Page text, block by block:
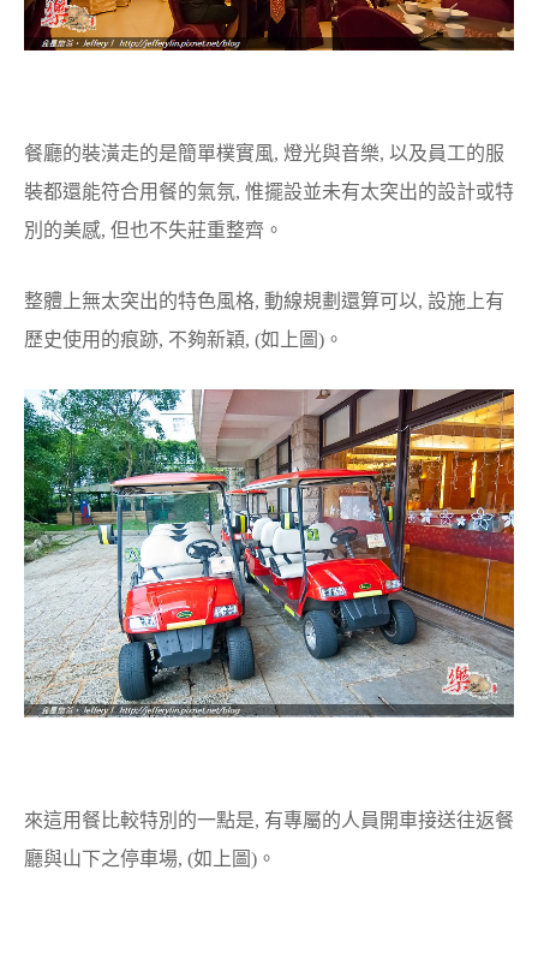
餐廳的裝潢走的是簡單樸實風, 燈光與音樂, 以及員工的服
裝都還能符合用餐的氣氛, 惟擺設並未有太突出的設計或特
別的美感, 但也不失莊重整齊。
整體上無太突出的特色風格, 動線規劃還算可以, 設施上有
歷史使用的痕跡, 不夠新穎, (如上圖)。
來這用餐比較特別的一點是, 有專屬的人員開車接送往返餐
廳與山下之停車場, (如上圖)。